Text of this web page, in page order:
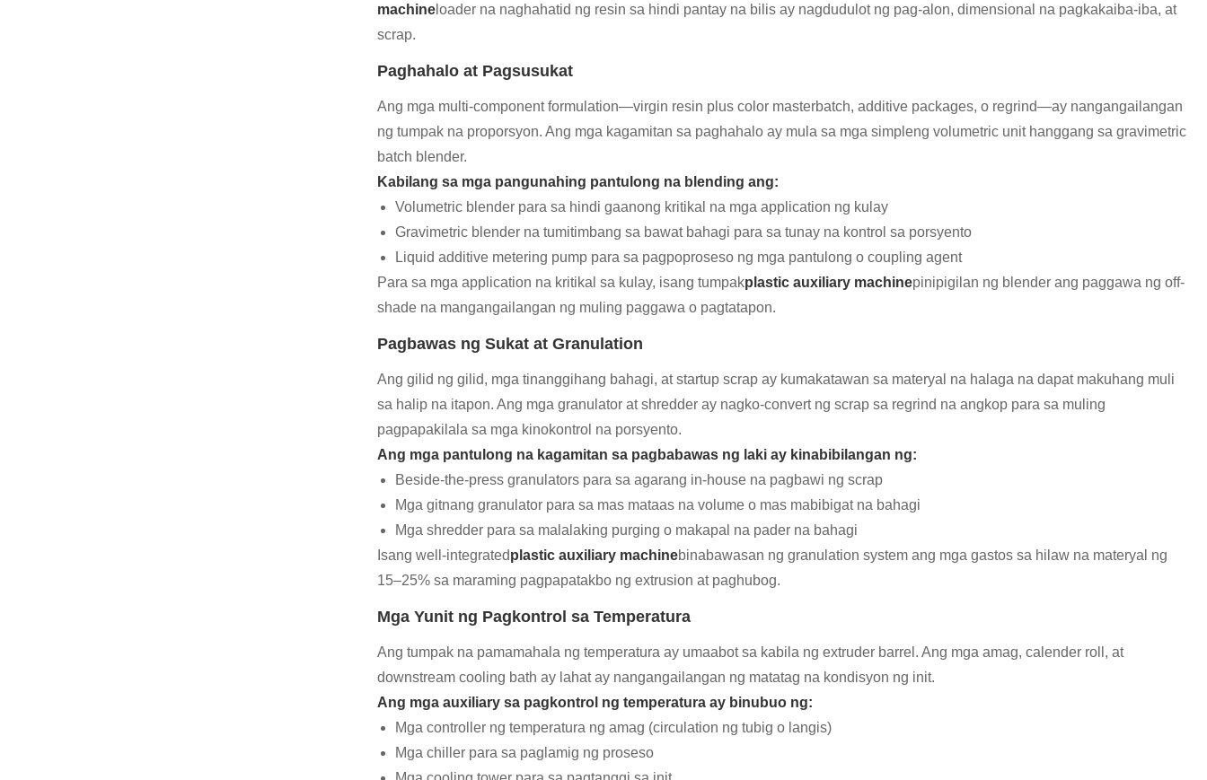
machine loader na naghahatid ng resin sa hindi pantay na bilis ay nagdudulot ng pag-alon, dimensional na pagkakaiba-iba, at
scrap.
Paghahalo at Pagsusukat
Ang mga multi-component formulation—virgin resin plus color masterbatch, additive packages, o regrind—ay nangangailangan
ng tumpak na proporsyon. Ang mga kagamitan sa paghahalo ay mula sa mga simpleng volumetric unit hanggang sa gravimetric
batch blender.
Kabilang sa mga pangunahing pantulong na blending ang:
Volumetric blender para sa hindi gaanong kritikal na mga application ng kulay
Gravimetric blender na tumitimbang sa bawat bahagi para sa tunay na kontrol sa porsyento
Liquid additive metering pump para sa pagpoproseso ng mga pantulong o coupling agent
Para sa mga application na kritikal sa kulay, isang tumpakplastic auxiliary machinepinipigilan ng blender ang paggawa ng off-
shade na mangangailangan ng muling paggawa o pagtatapon.
Pagbawas ng Sukat at Granulation
Ang gilid ng gilid, mga tinanggihang bahagi, at startup scrap ay kumakatawan sa materyal na halaga na dapat makuhang muli
sa halip na itapon. Ang mga granulator at shredder ay nagko-convert ng scrap sa regrind na angkop para sa muling
pagpapakilala sa mga kinokontrol na porsyento.
Ang mga pantulong na kagamitan sa pagbabawas ng laki ay kinabibilangan ng:
Beside-the-press granulators para sa agarang in-house na pagbawi ng scrap
Mga gitnang granulator para sa mas mataas na volume o mas mabibigat na bahagi
Mga shredder para sa malalaking purging o makapal na pader na bahagi
Isang well-integratedplastic auxiliary machinebinabawasan ng granulation system ang mga gastos sa hilaw na materyal ng
15–25% sa maraming pagpapatakbo ng extrusion at paghubog.
Mga Yunit ng Pagkontrol sa Temperatura
Ang tumpak na pamamahala ng temperatura ay umaabot sa kabila ng extruder barrel. Ang mga amag, calender roll, at
downstream cooling bath ay lahat ay nangangailangan ng matatag na kondisyon ng init.
Ang mga auxiliary sa pagkontrol ng temperatura ay binubuo ng:
Mga controller ng temperatura ng amag (circulation ng tubig o langis)
Mga chiller para sa paglamig ng proseso